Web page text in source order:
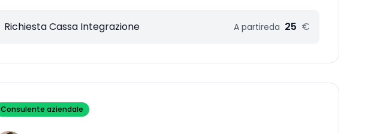
Richiesta Cassa Integrazione A partireda 25 €
Consulente aziendale